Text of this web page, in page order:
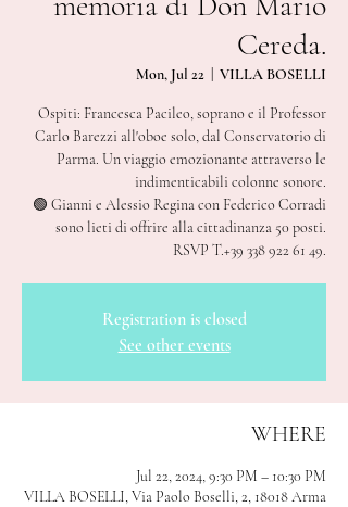
Cereda.
Mon, Jul 22 VILLA BOSELLI
Ospiti: Francesca Pacileo, soprano e il Professor
Carlo Barezzi all'oboe solo, dal Conservatorio di
Parma. Un viaggio emozionante attraverso le
indimenticabili colonne sonore.
🟢 Gianni e Alessio Regina con Federico Corradi
sono lieti di offrire alla cittadinanza 50 posti.
RSVP T.+39 338 922 61 49.
Registration is closed
See other events
WHERE
Jul 22, 2024, 9:30 PM – 10:30 PM
VILLA BOSELLI, Via Paolo Boselli, 2, 18018 Arma